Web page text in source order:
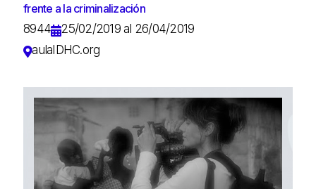
frente a la criminalización
8944
25/02/2019 al 26/04/2019
aulaIDHC.org